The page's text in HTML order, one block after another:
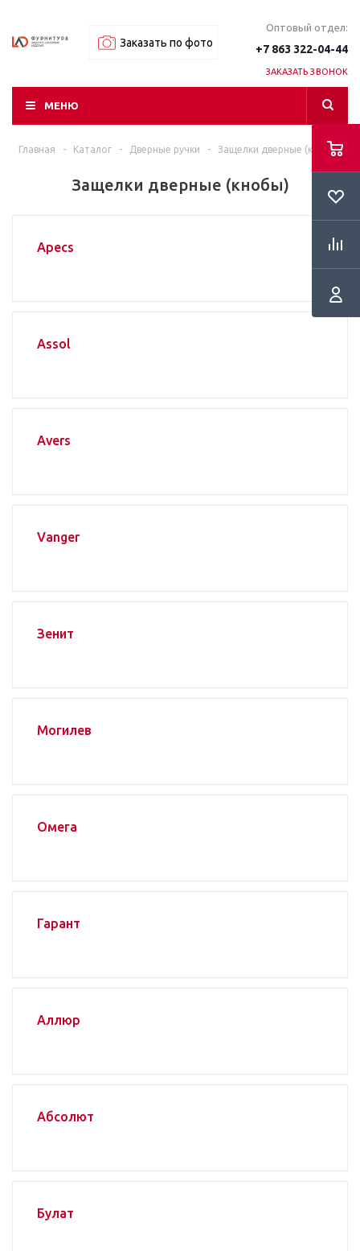
Заказать по фото
Оптовый отдел:
+7 863 322-04-44
ЗАКАЗАТЬ ЗВОНОК
МЕНЮ
Главная - Каталог - Дверные ручки - Защелки дверные (кнобы)
Защелки дверные (кнобы)
Apecs
Assol
Avers
Vanger
Зенит
Могилев
Омега
Гарант
Аллюр
Абсолют
Булат